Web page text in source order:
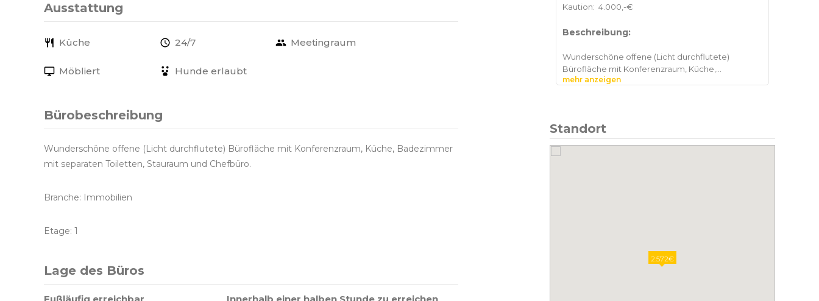
Ausstattung
Küche 24/7 Meetingraum
Möbliert Hunde erlaubt
Bürobeschreibung
Wunderschöne offene (Licht durchflutete) Bürofläche mit Konferenzraum, Küche, Badezimmer
mit separaten Toiletten, Stauraum und Chefbüro.
Branche: Immobilien
Etage: 1
Lage des Büros
Kaution: 4.000,-€
Beschreibung:
Wunderschöne offene (Licht durchflutete)
Bürofläche mit Konferenzraum, Küche,
Badezimmer mit separaten Toiletten, Stauraum
mehr anzeigen
Standort
2.572€